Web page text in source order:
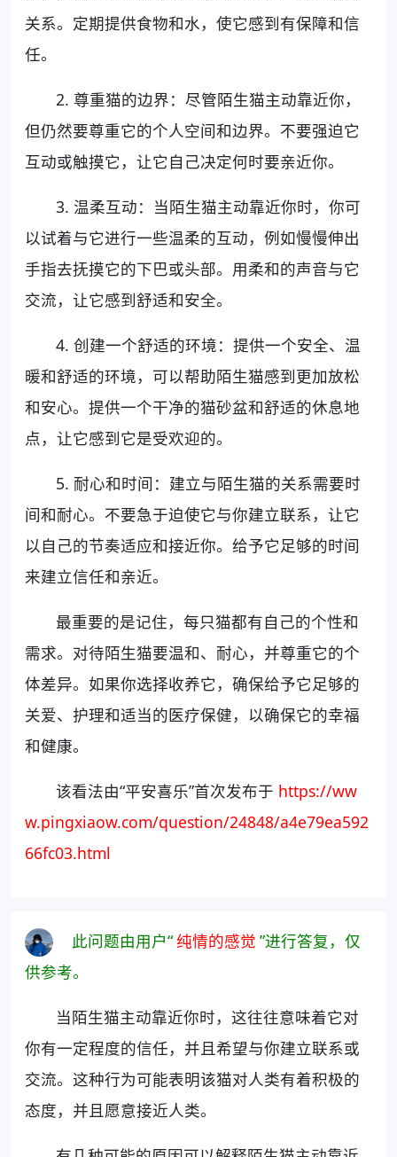
关系。定期提供食物和水，使它感到有保障和信
任。
2. 尊重猫的边界：尽管陌生猫主动靠近你，
但仍然要尊重它的个人空间和边界。不要强迫它
互动或触摸它，让它自己决定何时要亲近你。
3. 温柔互动：当陌生猫主动靠近你时，你可
以试着与它进行一些温柔的互动，例如慢慢伸出
手指去抚摸它的下巴或头部。用柔和的声音与它
交流，让它感到舒适和安全。
4. 创建一个舒适的环境：提供一个安全、温
暖和舒适的环境，可以帮助陌生猫感到更加放松
和安心。提供一个干净的猫砂盆和舒适的休息地
点，让它感到它是受欢迎的。
5. 耐心和时间：建立与陌生猫的关系需要时
间和耐心。不要急于迫使它与你建立联系，让它
以自己的节奏适应和接近你。给予它足够的时间
来建立信任和亲近。
最重要的是记住，每只猫都有自己的个性和
需求。对待陌生猫要温和、耐心，并尊重它的个
体差异。如果你选择收养它，确保给予它足够的
关爱、护理和适当的医疗保健，以确保它的幸福
和健康。
该看法由“平安喜乐”首次发布于 https://ww
w.pingxiaow.com/question/24848/a4e79ea592
66fc03.html
此问题由用户“纯情的感觉 ”进行答复，仅
供参考。
当陌生猫主动靠近你时，这往往意味着它对
你有一定程度的信任，并且希望与你建立联系或
交流。这种行为可能表明该猫对人类有着积极的
态度，并且愿意接近人类。